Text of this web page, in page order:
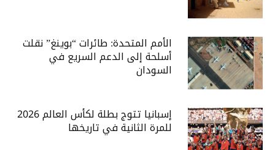
الأمم المتحدة: طائرات “بوينغ” نقلت
أسلحة إلى الدعم السريع في
السودان
إسبانيا تتوج بطلة لكأس العالم 2026
للمرة الثانية في تاريخها